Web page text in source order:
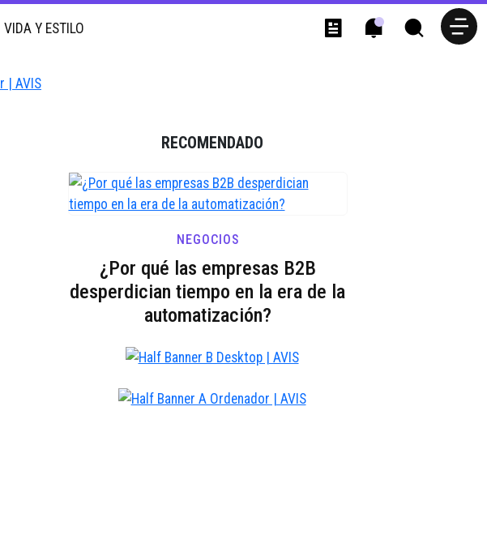
VIDA Y ESTILO
RECOMENDADO
NEGOCIOS
¿Por qué las empresas B2B
desperdician tiempo en la era de la
automatización?